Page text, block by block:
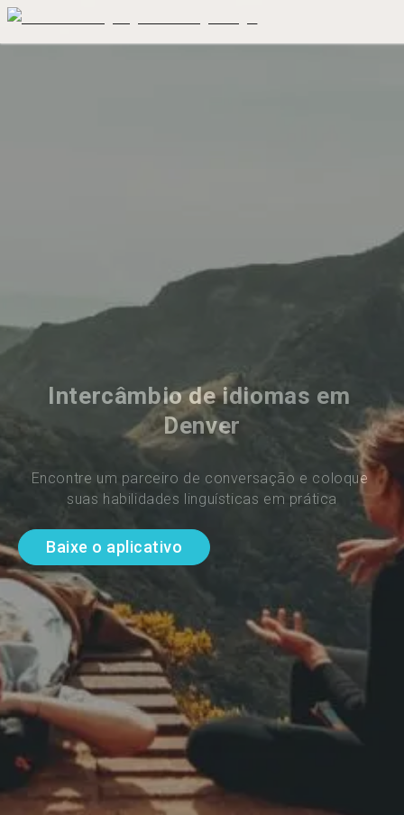
Intercâmbio de idiomas em
Denver
Encontre um parceiro de conversação e coloque
suas habilidades linguísticas em prática
Baixe o aplicativo